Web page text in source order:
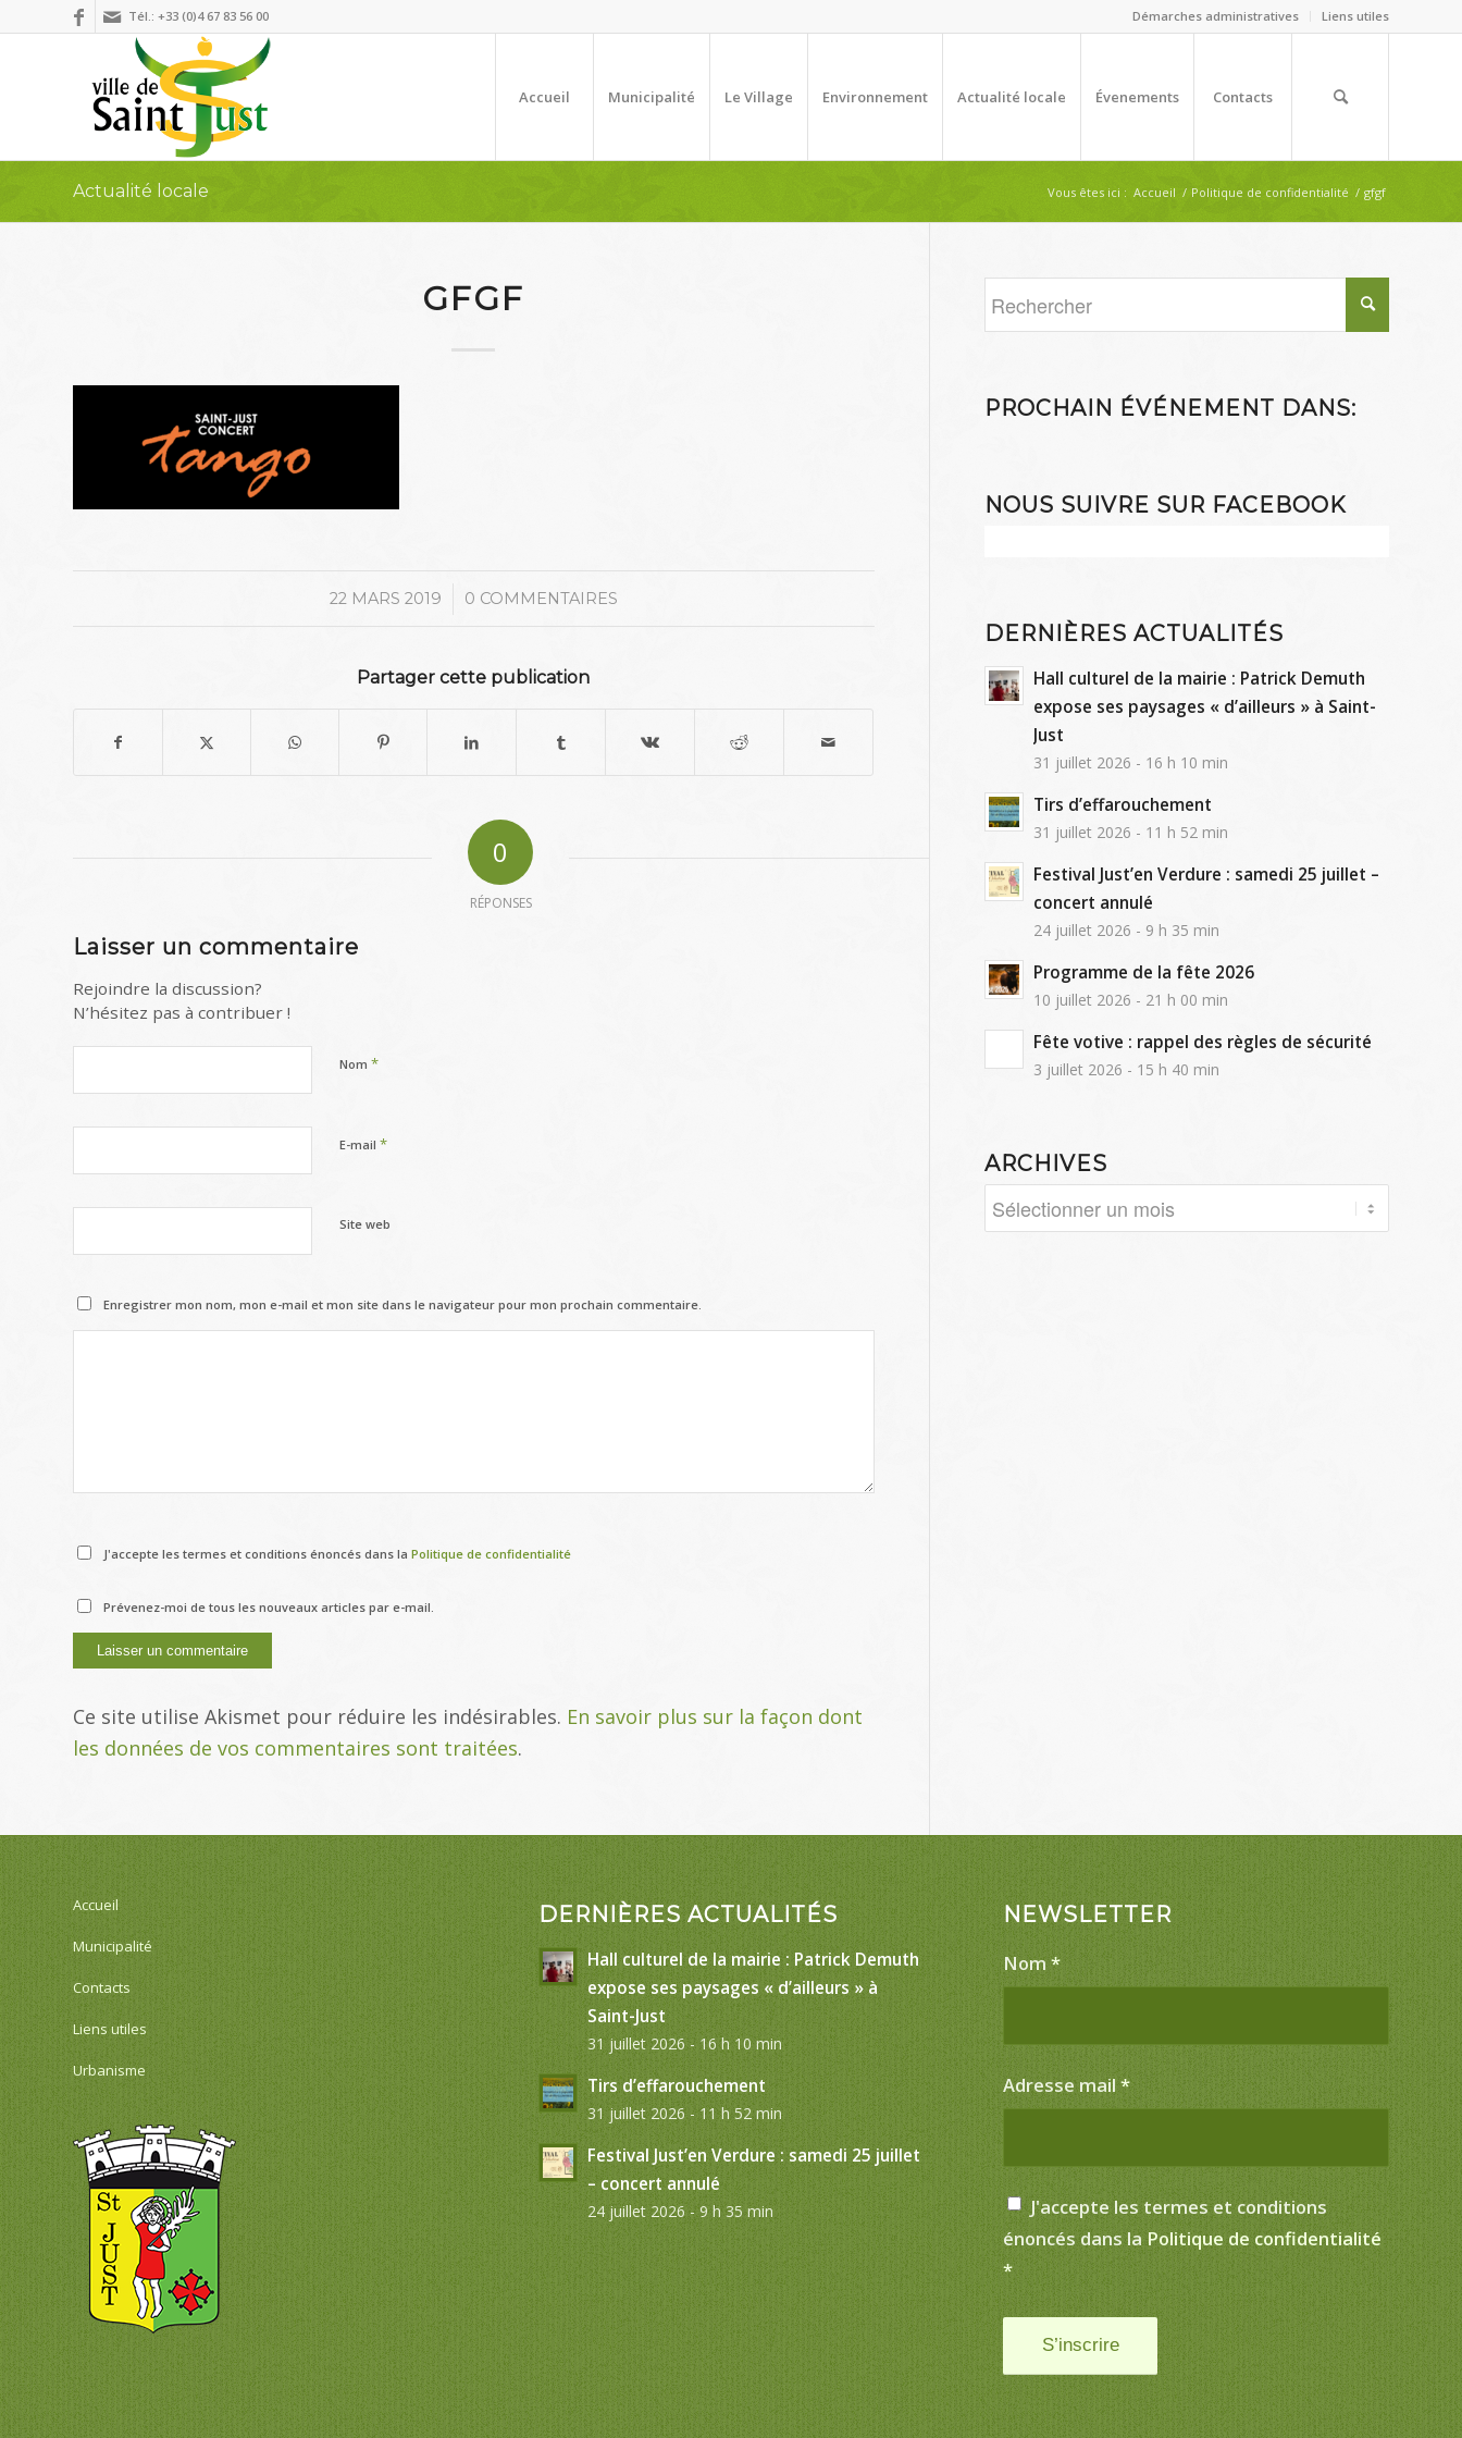
Démarches administratives Liens utiles
Tél.: +33 (0)4 67 83 56 00
Accueil Municipalité Le Village Environnement Actualité locale Évenements Contacts
Actualité locale Vous êtes ici : Accueil / Politique de confidentialité / gfgf
GFGF
22 MARS 2019
/ 0 COMMENTAIRES
Partager cette publication
0
RÉPONSES
Laisser un commentaire
Rejoindre la discussion?
N’hésitez pas à contribuer !
Nom *
E-mail *
Site web
Enregistrer mon nom, mon e-mail et mon site dans le navigateur pour mon prochain commentaire.
J'accepte les termes et conditions énoncés dans la Politique de confidentialité
Prévenez-moi de tous les nouveaux articles par e-mail.
Ce site utilise Akismet pour réduire les indésirables. En savoir plus sur la façon dont
les données de vos commentaires sont traitées.
PROCHAIN ÉVÉNEMENT DANS:
NOUS SUIVRE SUR FACEBOOK
DERNIÈRES ACTUALITÉS
Hall culturel de la mairie : Patrick Demuth
expose ses paysages « d’ailleurs » à Saint-
Just
31 juillet 2026 - 16 h 10 min
Tirs d’effarouchement
31 juillet 2026 - 11 h 52 min
Festival Just’en Verdure : samedi 25 juillet –
concert annulé
24 juillet 2026 - 9 h 35 min
Programme de la fête 2026
10 juillet 2026 - 21 h 00 min
Fête votive : rappel des règles de sécurité
3 juillet 2026 - 15 h 40 min
ARCHIVES
Accueil
Municipalité
Contacts
Liens utiles
Urbanisme
DERNIÈRES ACTUALITÉS
Hall culturel de la mairie : Patrick Demuth
expose ses paysages « d’ailleurs » à
Saint-Just
31 juillet 2026 - 16 h 10 min
Tirs d’effarouchement
31 juillet 2026 - 11 h 52 min
Festival Just’en Verdure : samedi 25 juillet
– concert annulé
24 juillet 2026 - 9 h 35 min
NEWSLETTER
Nom*
Adresse mail*
J'accepte les termes et conditions
énoncés dans la Politique de confidentialité
*